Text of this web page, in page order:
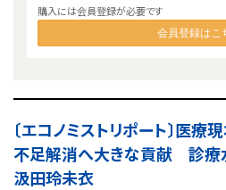
購入には会員登録が必要です
会員登録はこ
〔エコノミストリポート〕医
不足解消へ大きな貢献 診療
汲田玲未衣